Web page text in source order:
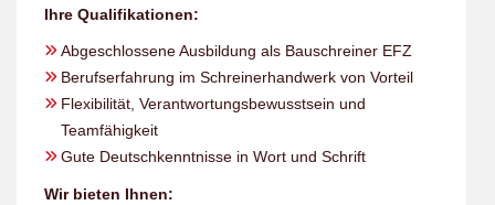
Ihre Qualifikationen:
Abgeschlossene Ausbildung als Bauschreiner EFZ
Berufserfahrung im Schreinerhandwerk von Vorteil
Flexibilität, Verantwortungsbewusstsein und
Teamfähigkeit
Gute Deutschkenntnisse in Wort und Schrift
Wir bieten Ihnen: